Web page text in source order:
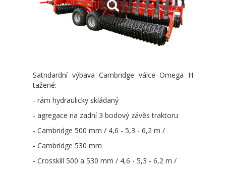
Satndardní výbava Cambridge válce Omega H
tažené:
- rám hydraulicky skládaný
- agregace na zadní 3 bodový závěs traktoru
- Cambridge 500 mm / 4,6 - 5,3 - 6,2 m /
- Cambridge 530 mm
- Crosskill 500 a 530 mm / 4,6 - 5,3 - 6,2 m /